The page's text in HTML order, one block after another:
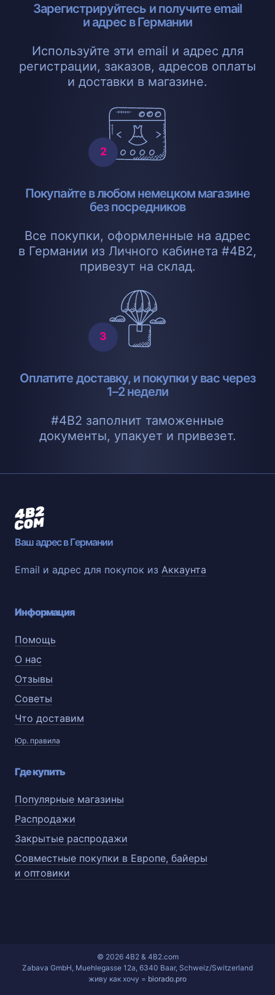
Зарегистрируйтесь и получите email
и адрес в Германии
Используйте эти email и адрес для
регистрации, заказов, адресов оплаты
и доставки в магазине.
Покупайте в любом немецком магазине
без посредников
Все покупки, оформленные на адрес
в Германии из Личного кабинета #4B2,
привезут на склад.
Оплатите доставку, и покупки у вас через
1–2 недели
#4B2 заполнит таможенные
документы, упакует и привезет.
Ваш адрес в Германии
Email и адрес для покупок из Аккаунта
Информация
Помощь
О нас
Отзывы
Советы
Что доставим
Юр. правила
Где купить
Популярные магазины
Распродажи
Закрытые распродажи
Совместные покупки в Европе, байеры
и оптовики
© 2026 4B2 & 4B2.com
Zabava GmbH, Muehlegasse 12a, 6340 Baar, Schweiz/Switzerland
живу как хочу = biorado.pro